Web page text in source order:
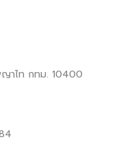
าไท กทม. 10400